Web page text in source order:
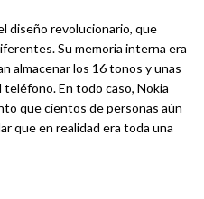
diseño revolucionario, que
Su memoria interna era
almacenar los 16 tonos y unas
En todo caso, Nokia
que cientos de personas aún
que en realidad era toda una